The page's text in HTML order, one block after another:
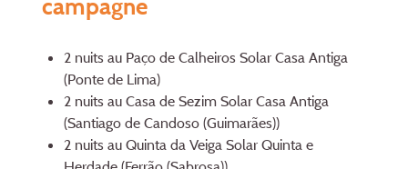
2 nuits au Paço de Calheiros Solar Casa Antiga
(Ponte de Lima)
2 nuits au Casa de Sezim Solar Casa Antiga
(Santiago de Candoso (Guimarães))
2 nuits au Quinta da Veiga Solar Quinta e